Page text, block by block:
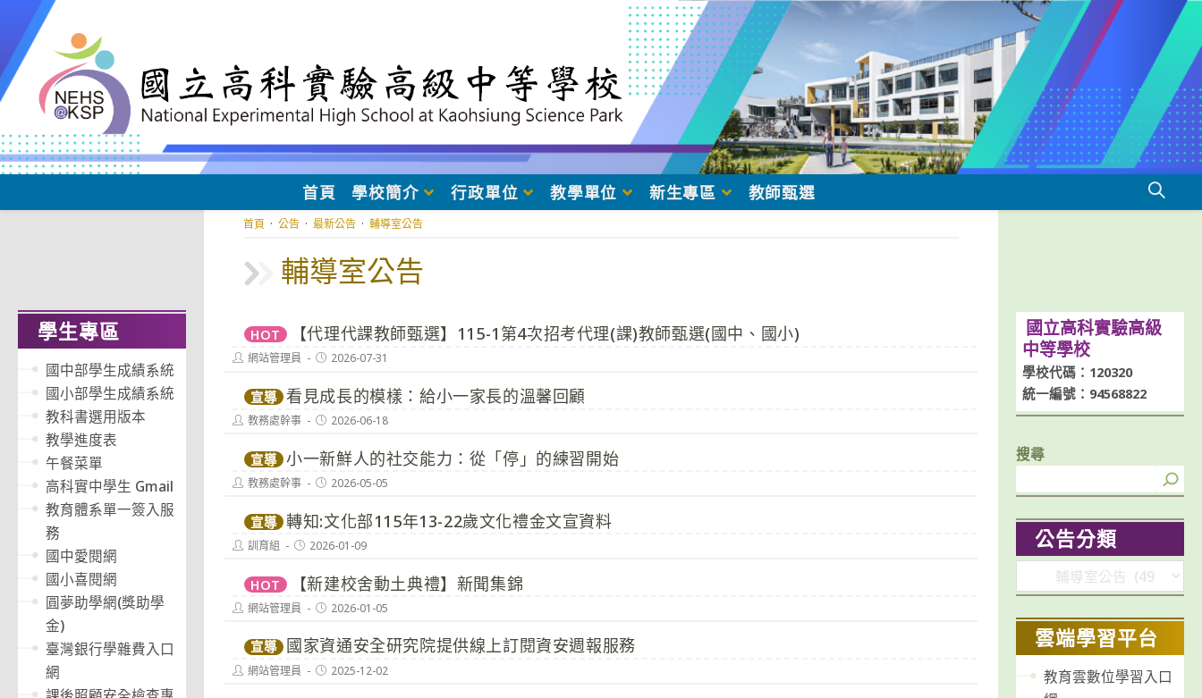
至
主
要
容
首頁 學校簡介 行政單位 教學單位 新生專區 教師甄選
輔導室公告
首頁 · 公告 · 最新公告 · 輔導室公告
HOT 【代理代課教師甄選】115-1第4次招考代理(課)教師甄選(國中、國小)
Post網站管理員
Post2026-07-31
宣導 看見成長的模樣：給小一家長的溫馨回顧
Post教務處幹事
Post2026-06-18
宣導 小一新鮮人的社交能力：從「停」的練習開始
Post教務處幹事
Post2026-05-05
宣導 轉知:文化部115年13-22歲文化禮金文宣資料
Post訓育組
Post2026-01-09
HOT 【新建校舍動土典禮】新聞集錦
Post網站管理員
Post2026-01-05
宣導 國家資通安全研究院提供線上訂閱資安週報服務
Post網站管理員
Post2025-12-02
學生專區
國中部學生成績系統
國小部學生成績系統
教科書選用版本
教學進度表
午餐菜單
高科實中學生 Gmail
教育體系單一簽入服
務
國中愛閱網
國小喜閱網
圓夢助學網(獎助學
金)
臺灣銀行學雜費入口
網
國立高科實驗高級
中等學校
學校代碼：120320
統一編號：94568822
搜尋
公告分類
類
雲端學習平台
教育雲數位學習入口